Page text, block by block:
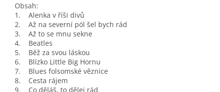
Obsah:
1. Alenka v říši divů
2. Až na severní pól šel bych rád
3. Až to se mnu sekne
4. Beatles
5. Běž za svou láskou
6. Blízko Little Big Hornu
7. Blues folsomské věznice
8. Cesta rájem
9. Co děláš, to dělej rád